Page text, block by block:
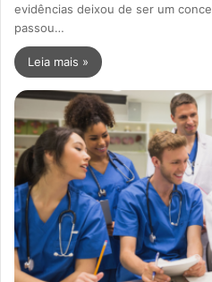
evidências deixou de ser um
passou…
Leia mais »